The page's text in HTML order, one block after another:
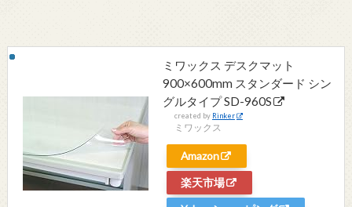
ミワックス デスクマット
900×600mm スタンダード シン
グルタイプ SD-960S
created by Rinker
ミワックス
Amazon
楽天市場